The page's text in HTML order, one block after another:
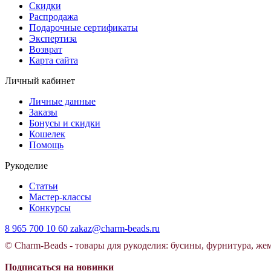
Скидки
Распродажа
Подарочные сертификаты
Экспертиза
Возврат
Карта сайта
Личный кабинет
Личные данные
Заказы
Бонусы и скидки
Кошелек
Помощь
Рукоделие
Статьи
Мастер-классы
Конкурсы
8 965 700 10 60 zakaz@charm-beads.ru
© Charm-Beads - товары для рукоделия: бусины, фурнитура,
Подписаться на новинки